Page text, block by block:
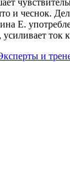
и чеснок.
Е.
ток
и